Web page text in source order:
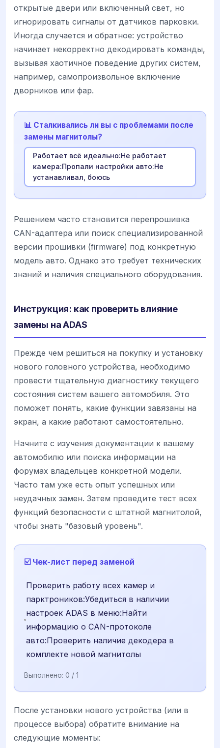
открытые двери или включенный свет, но
игнорировать сигналы от датчиков парковки.
Иногда случается и обратное: устройство
начинает некорректно декодировать команды,
вызывая хаотичное поведение других систем,
например, самопроизвольное включение
дворников или фар.
📊 Сталкивались ли вы с проблемами после
замены магнитолы?
Работает всё идеально:Не работает
камера:Пропали настройки авто:Не
устанавливал, боюсь
Решением часто становится перепрошивка
CAN-адаптера или поиск специализированной
версии прошивки (firmware) под конкретную
модель авто. Однако это требует технических
знаний и наличия специального оборудования.
Инструкция: как проверить влияние
замены на ADAS
Прежде чем решиться на покупку и установку
нового головного устройства, необходимо
провести тщательную диагностику текущего
состояния систем вашего автомобиля. Это
поможет понять, какие функции завязаны на
экран, а какие работают самостоятельно.
Начните с изучения документации к вашему
автомобилю или поиска информации на
форумах владельцев конкретной модели.
Часто там уже есть опыт успешных или
неудачных замен. Затем проведите тест всех
функций безопасности с штатной магнитолой,
чтобы знать "базовый уровень".
☑️ Чек-лист перед заменой
Проверить работу всех камер и
парктроников:Убедиться в наличии
настроек ADAS в меню:Найти
информацию о CAN-протоколе
авто:Проверить наличие декодера в
комплекте новой магнитолы
Выполнено: 0 / 1
После установки нового устройства (или в
процессе выбора) обратите внимание на
следующие моменты: